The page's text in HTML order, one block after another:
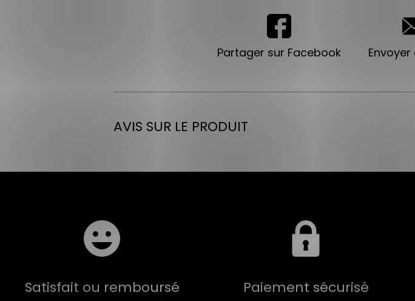
Partager sur Facebook
AVIS SUR LE PRODUIT
Satisfait ou remboursé Paiement sécurisé